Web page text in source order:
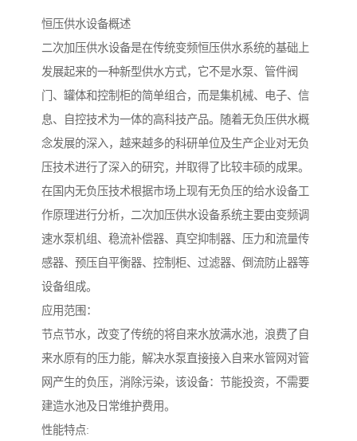
恒压供水设备概述
二次加压供水设备是在传统变频恒压供水系统的基础上
发展起来的一种新型供水方式，它不是水泵、管件阀
门、罐体和控制柜的简单组合，而是集机械、电子、信
息、自控技术为一体的高科技产品。随着无负压供水概
念发展的深入，越来越多的科研单位及生产企业对无负
压技术进行了深入的研究，并取得了比较丰硕的成果。
在国内无负压技术根据市场上现有无负压的给水设备工
作原理进行分析，二次加压供水设备系统主要由变频调
速水泵机组、稳流补偿器、真空抑制器、压力和流量传
感器、预压自平衡器、控制柜、过滤器、倒流防止器等
设备组成。
应用范围：
节点节水，改变了传统的将自来水放满水池，浪费了自
来水原有的压力能，解决水泵直接接入自来水管网对管
网产生的负压，消除污染，该设备：节能投资，不需要
建造水池及日常维护费用。
性能特点: